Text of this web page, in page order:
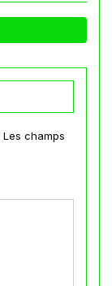
Les champs